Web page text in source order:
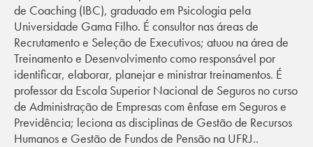
de Coaching (IBC), graduado em Psicologia pela
Universidade Gama Filho. É consultor nas áreas de
Recrutamento e Seleção de Executivos; atuou na área de
Treinamento e Desenvolvimento como responsável por
identificar, elaborar, planejar e ministrar treinamentos. É
professor da Escola Superior Nacional de Seguros no curso
de Administração de Empresas com ênfase em Seguros e
Previdência; leciona as disciplinas de Gestão de Recursos
Humanos e Gestão de Fundos de Pensão na UFRJ..